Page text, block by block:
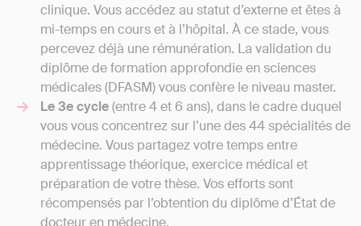
clinique. Vous accédez au statut d’externe et êtes à
mi-temps en cours et à l’hôpital. À ce stade, vous
percevez déjà une rémunération. La validation du
diplôme de formation approfondie en sciences
médicales (DFASM) vous confère le niveau master.
Le 3ecycle(entre 4 et 6 ans), dans le cadre duquel
vous vous concentrez sur l’une des 44 spécialités de
médecine. Vous partagez votre temps entre
apprentissage théorique, exercice médical et
préparation de votre thèse. Vos efforts sont
récompensés par l’obtention du diplôme d’État de
docteur en médecine.